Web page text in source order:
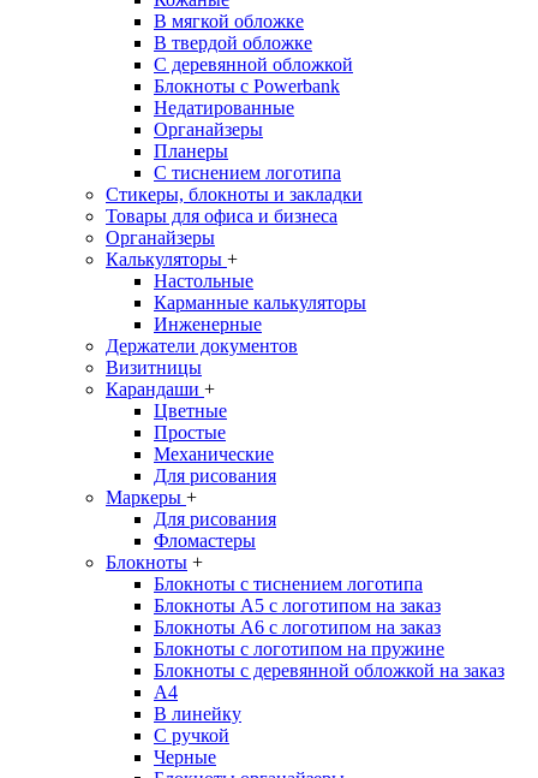
В мягкой обложке
В твердой обложке
С деревянной обложкой
Блокноты с Powerbank
Недатированные
Органайзеры
Планеры
С тиснением логотипа
Стикеры, блокноты и закладки
Товары для офиса и бизнеса
Органайзеры
Калькуляторы +
Настольные
Карманные калькуляторы
Инженерные
Держатели документов
Визитницы
Карандаши +
Цветные
Простые
Механические
Для рисования
Маркеры +
Для рисования
Фломастеры
Блокноты +
Блокноты с тиснением логотипа
Блокноты А5 с логотипом на заказ
Блокноты А6 с логотипом на заказ
Блокноты с логотипом на пружине
Блокноты с деревянной обложкой на заказ
A4
В линейку
С ручкой
Черные